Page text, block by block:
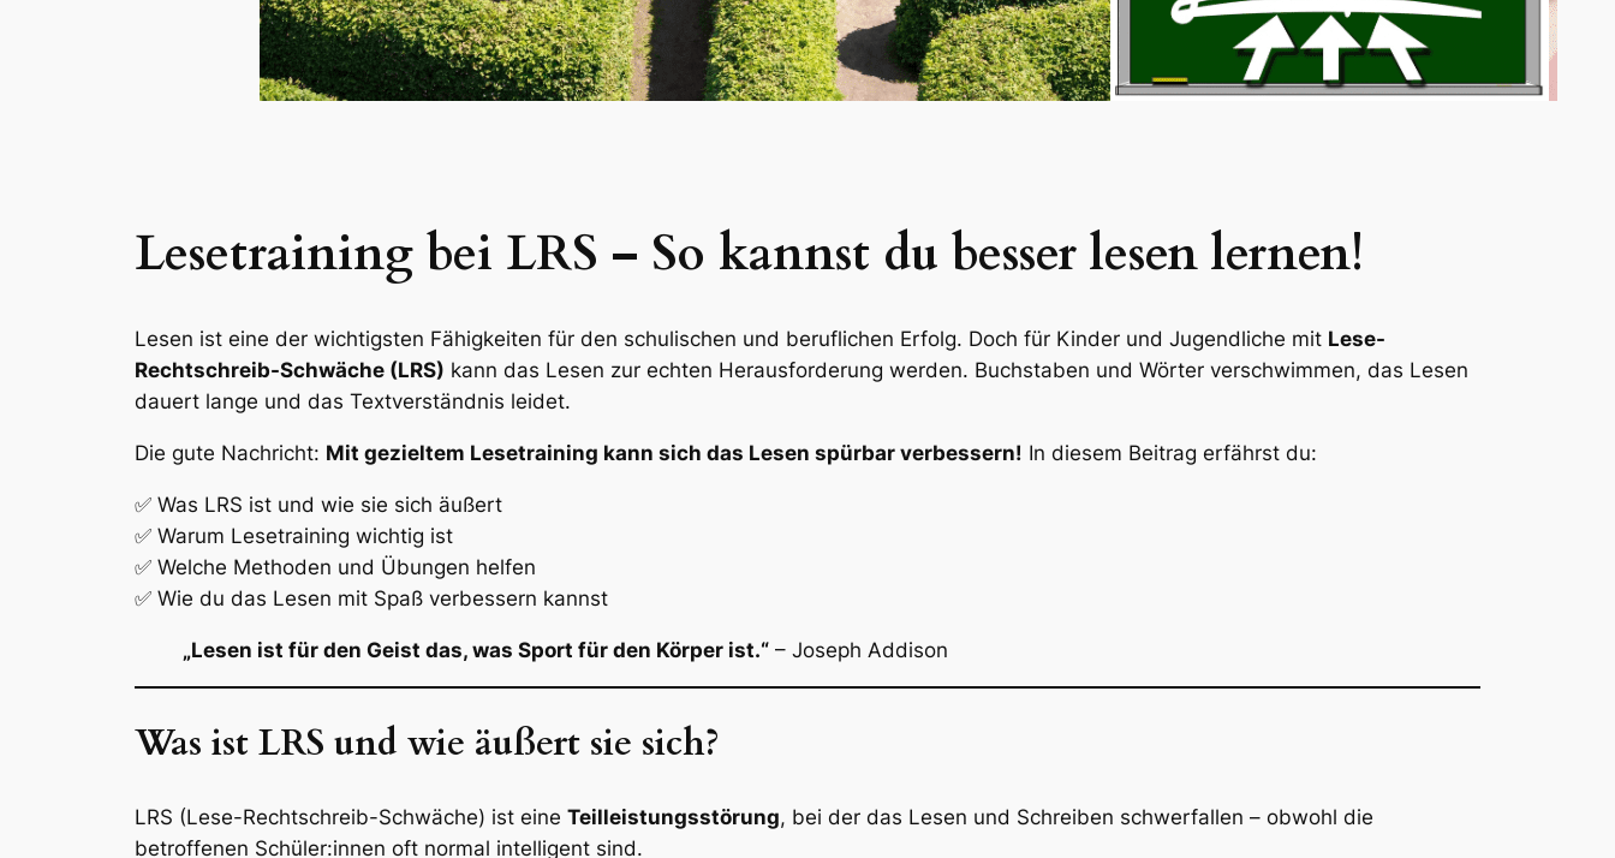
Lesetraining bei LRS – So kannst du besser lesen lernen!
Lesen ist eine der wichtigsten Fähigkeiten für den schulischen und beruflichen Erfolg. Doch für Kinder und Jugendliche mit Lese-
Rechtschreib-Schwäche (LRS) kann das Lesen zur echten Herausforderung werden. Buchstaben und Wörter verschwimmen, das Lesen
dauert lange und das Textverständnis leidet.
Die gute Nachricht: Mit gezieltem Lesetraining kann sich das Lesen spürbar verbessern! In diesem Beitrag erfährst du:
✅ Was LRS ist und wie sie sich äußert
✅ Warum Lesetraining wichtig ist
✅ Welche Methoden und Übungen helfen
✅ Wie du das Lesen mit Spaß verbessern kannst
„Lesen ist für den Geist das, was Sport für den Körper ist.“ – Joseph Addison
Was ist LRS und wie äußert sie sich?
LRS (Lese-Rechtschreib-Schwäche) ist eine Teilleistungsstörung, bei der das Lesen und Schreiben schwerfallen – obwohl die
betroffenen Schüler:innen oft normal intelligent sind.